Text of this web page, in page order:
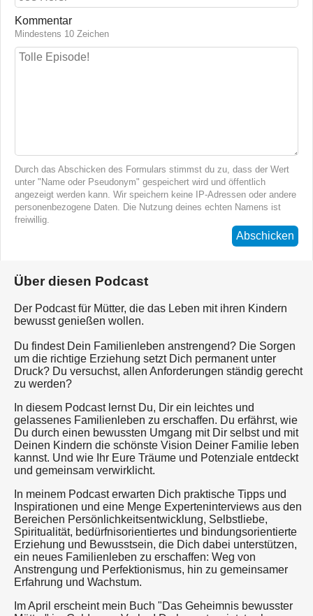
Kommentar
Mindestens 10 Zeichen
Durch das Abschicken des Formulars stimmst du zu, dass der Wert
unter "Name oder Pseudonym" gespeichert wird und öffentlich
angezeigt werden kann. Wir speichern keine IP-Adressen oder andere
personenbezogene Daten. Die Nutzung deines echten Namens ist
freiwillig.
Abschicken
Über diesen Podcast
Der Podcast für Mütter, die das Leben mit ihren Kindern
bewusst genießen wollen.
Du findest Dein Familienleben anstrengend? Die Sorgen
um die richtige Erziehung setzt Dich permanent unter
Druck? Du versuchst, allen Anforderungen ständig gerecht
zu werden?
In diesem Podcast lernst Du, Dir ein leichtes und
gelassenes Familienleben zu erschaffen. Du erfährst, wie
Du durch einen bewussten Umgang mit Dir selbst und mit
Deinen Kindern die schönste Vision Deiner Familie leben
kannst. Und wie Ihr Eure Träume und Potenziale entdeckt
und gemeinsam verwirklicht.
In meinem Podcast erwarten Dich praktische Tipps und
Inspirationen und eine Menge Experteninterviews aus den
Bereichen Persönlichkeitsentwicklung, Selbstliebe,
Spiritualität, bedürfnisorientiertes und bindungsorientierte
Erziehung und Bewusstsein, die Dich dabei unterstützen,
ein neues Familienleben zu erschaffen: Weg von
Anstrengung und Perfektionismus, hin zu gemeinsamer
Erfahrung und Wachstum.
Im April erscheint mein Buch "Das Geheimnis bewusster